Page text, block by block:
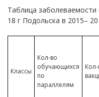
Таблица
18 г Подольска в 2015–
Классы
Кол-во
обучающихся
по
параллелям